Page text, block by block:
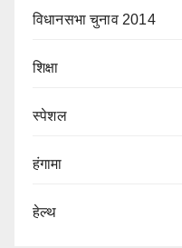
विधानसभा चुनाव 2014
शिक्षा
स्पेशल
हंगामा
हेल्थ